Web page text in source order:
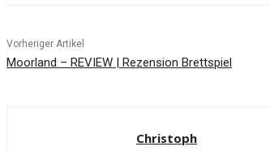
Vorheriger Artikel
Moorland – REVIEW | Rezension Brettspiel
Christoph